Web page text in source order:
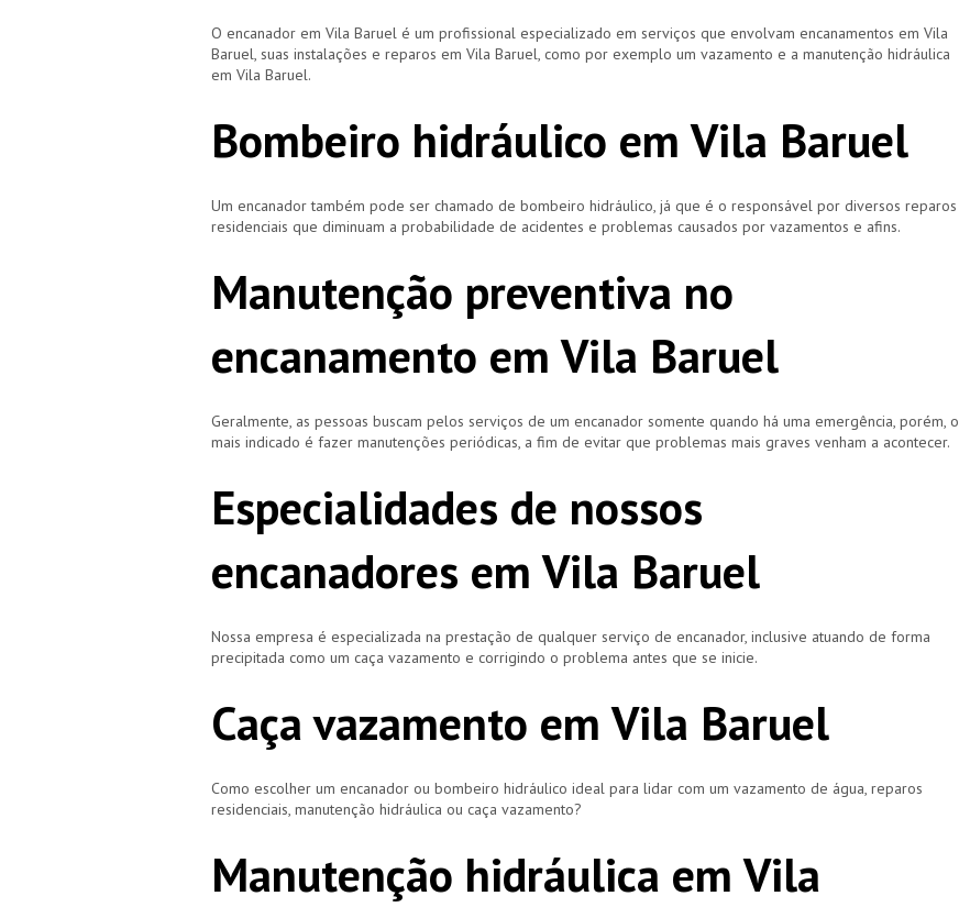
O encanador em Vila Baruel é um profissional especializado em serviços que envolvam encanamentos em Vila
Baruel, suas instalações e reparos em Vila Baruel, como por exemplo um vazamento e a manutenção hidráulica
em Vila Baruel.
Bombeiro hidráulico em Vila Baruel
Um encanador também pode ser chamado de bombeiro hidráulico, já que é o responsável por diversos reparos
residenciais que diminuam a probabilidade de acidentes e problemas causados por vazamentos e afins.
Manutenção preventiva no
encanamento em Vila Baruel
Geralmente, as pessoas buscam pelos serviços de um encanador somente quando há uma emergência, porém, o
mais indicado é fazer manutenções periódicas, a fim de evitar que problemas mais graves venham a acontecer.
Especialidades de nossos
encanadores em Vila Baruel
Nossa empresa é especializada na prestação de qualquer serviço de encanador, inclusive atuando de forma
precipitada como um caça vazamento e corrigindo o problema antes que se inicie.
Caça vazamento em Vila Baruel
Como escolher um encanador ou bombeiro hidráulico ideal para lidar com um vazamento de água, reparos
residenciais, manutenção hidráulica ou caça vazamento?
Manutenção hidráulica em Vila